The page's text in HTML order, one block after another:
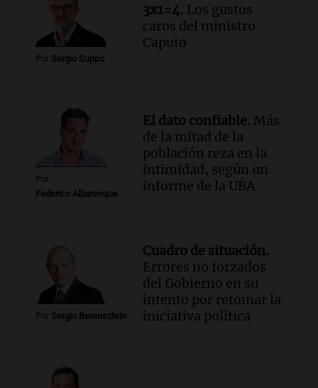
Episodios
Por Sergio Suppo
3x1=4. Los gustos
caros del ministro
Caputo
Por
Federico Albarenque
El dato confiable. Más
de la mitad de la
población reza en la
intimidad, según un
informe de la UBA
Por Sergio Berensztein
Cuadro de situación.
Errores no forzados
del Gobierno en su
intento por retomar la
iniciativa política